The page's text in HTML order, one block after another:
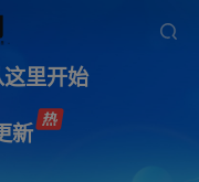
里开始
新